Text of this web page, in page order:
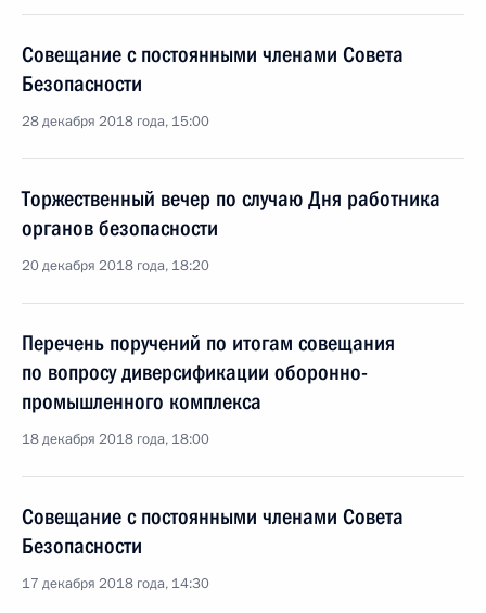
Совещание с постоянными членами Совета
Безопасности
28 декабря 2018 года, 15:00
Торжественный вечер по случаю Дня работника
органов безопасности
20 декабря 2018 года, 18:20
Перечень поручений по итогам совещания
по вопросу диверсификации оборонно-
промышленного комплекса
18 декабря 2018 года, 18:00
Совещание с постоянными членами Совета
Безопасности
17 декабря 2018 года, 14:30